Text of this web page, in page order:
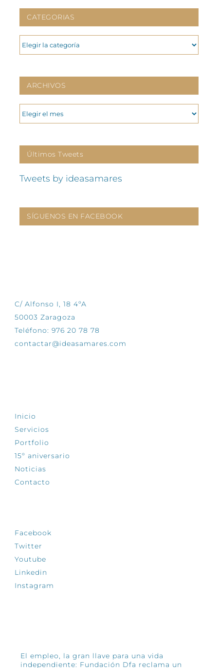
CATEGORIAS
CATEGORIAS
ARCHIVOS
ARCHIVOS
Últimos Tweets
Tweets by ideasamares
SÍGUENOS EN FACEBOOK
C/ Alfonso I, 18 4ºA
50003 Zaragoza
Teléfono: 976 20 78 78
contactar@ideasamares.com
Inicio
Servicios
Portfolio
15º aniversario
Noticias
Contacto
Facebook
Twitter
Youtube
Linkedin
Instagram
El empleo, la gran llave para una vida
independiente: Fundación Dfa reclama un